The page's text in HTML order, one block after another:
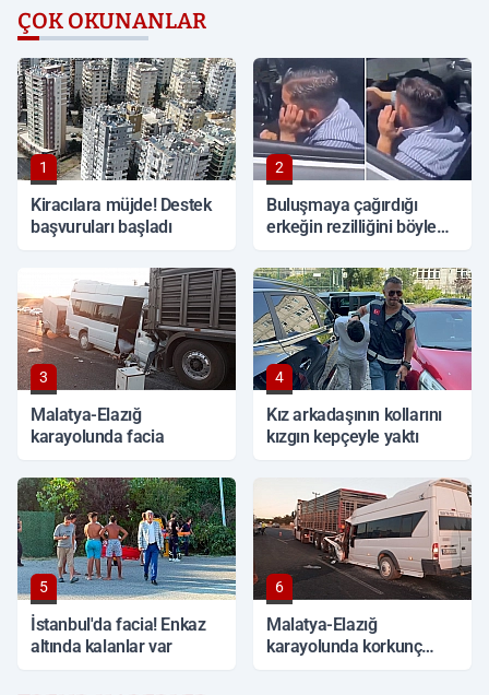
ÇOK OKUNANLAR
1
Kiracılara müjde! Destek
başvuruları başladı
2
Buluşmaya çağırdığı
erkeğin rezilliğini böyle
3
Malatya-Elazığ
karayolunda facia
4
Kız arkadaşının kollarını
kızgın kepçeyle yaktı
5
İstanbul'da facia! Enkaz
altında kalanlar var
6
Malatya-Elazığ
karayolunda korkunç